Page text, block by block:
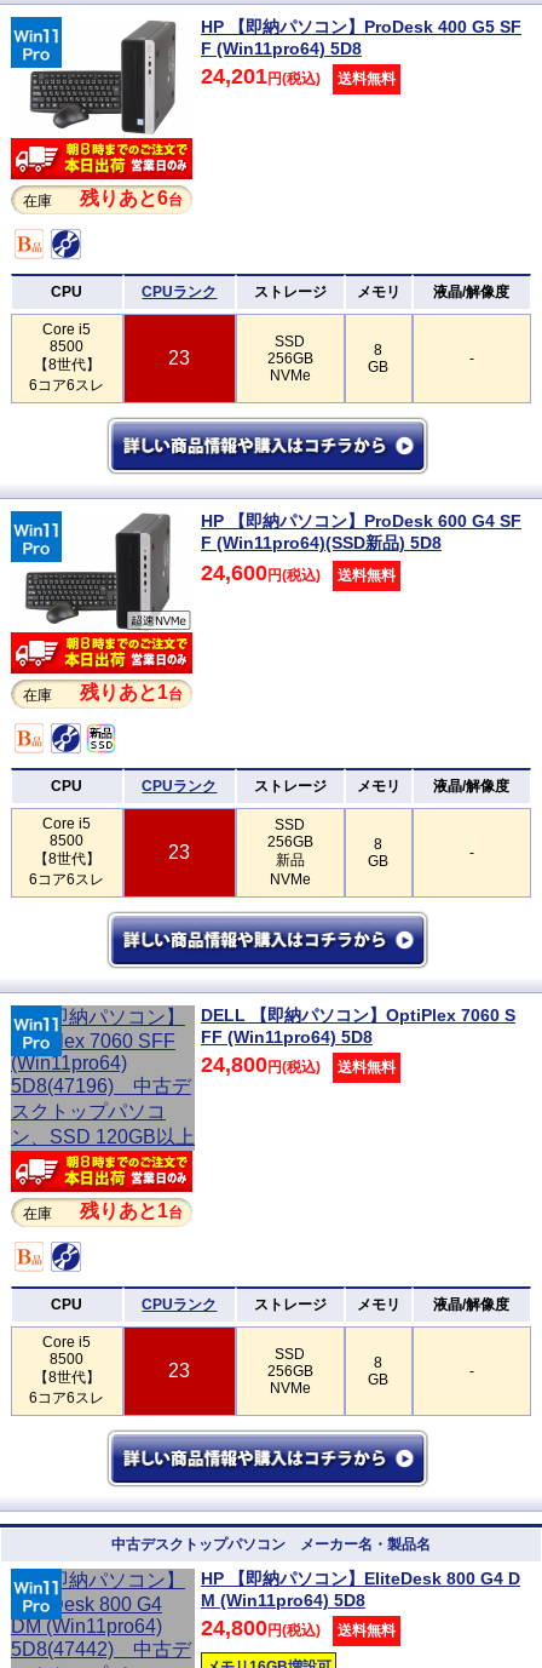
在庫 残りあと6台
HP 【即納パソコン】ProDesk 400 G5 SF
F (Win11pro64) 5D8
24,201円(税込) 送料無料
CPU CPUランク ストレージ メモリ 液晶/解像度
Core i5
8500
【8世代】
6コア6スレ
23
SSD
256GB
NVMe
8
GB
-
在庫 残りあと1台
HP 【即納パソコン】ProDesk 600 G4 SF
F (Win11pro64)(SSD新品) 5D8
24,600円(税込) 送料無料
CPU CPUランク ストレージ メモリ 液晶/解像度
Core i5
8500
【8世代】
6コア6スレ
23
SSD
256GB
新品
NVMe
8
GB
-
在庫 残りあと1台
DELL 【即納パソコン】OptiPlex 7060 S
FF (Win11pro64) 5D8
24,800円(税込) 送料無料
CPU CPUランク ストレージ メモリ 液晶/解像度
Core i5
8500
【8世代】
6コア6スレ
23
SSD
256GB
NVMe
8
GB
-
中古デスクトップパソコン メーカー名・製品名
HP 【即納パソコン】EliteDesk 800 G4 D
M (Win11pro64) 5D8
24,800円(税込) 送料無料